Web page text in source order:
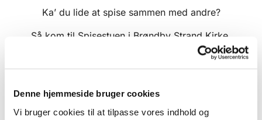
Denne hjemmeside bruger cookies
Vi bruger cookies til at tilpasse vores indhold og
Ka’ du lide at spise sammen med andre?
Så kom til Spisestuen i Brøndby Strand Kirke.
Vi spiser sammen hver anden tirsdag